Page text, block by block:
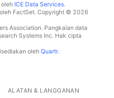
ICE Data Services.
FactSet. Copyright © 2026
Association. Pangkalan data
Systems Inc. Hak cipta
oleh Quartr.
ALATAN & LANGGANAN